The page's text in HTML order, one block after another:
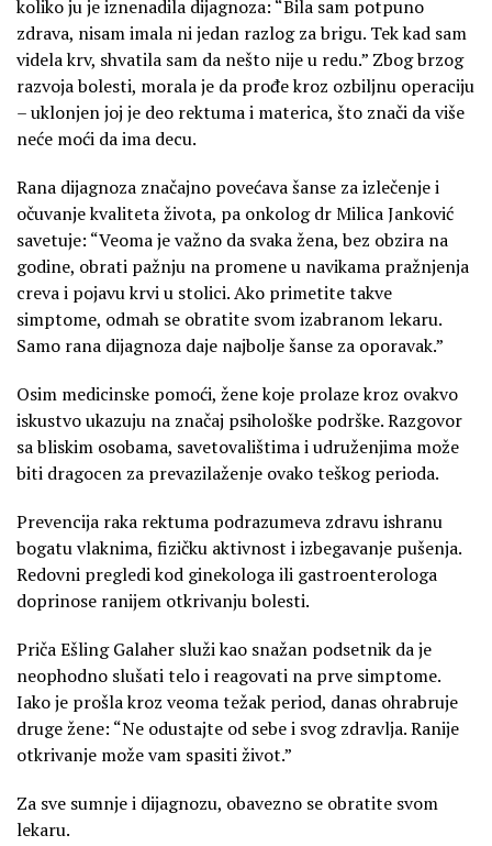
koliko ju je iznenadila dijagnoza: “Bila sam potpuno
zdrava, nisam imala ni jedan razlog za brigu. Tek kad sam
videla krv, shvatila sam da nešto nije u redu.” Zbog brzog
razvoja bolesti, morala je da prođe kroz ozbiljnu operaciju
– uklonjen joj je deo rektuma i materica, što znači da više
neće moći da ima decu.
Rana dijagnoza značajno povećava šanse za izlečenje i
očuvanje kvaliteta života, pa onkolog dr Milica Janković
savetuje: “Veoma je važno da svaka žena, bez obzira na
godine, obrati pažnju na promene u navikama pražnjenja
creva i pojavu krvi u stolici. Ako primetite takve
simptome, odmah se obratite svom izabranom lekaru.
Samo rana dijagnoza daje najbolje šanse za oporavak.”
Osim medicinske pomoći, žene koje prolaze kroz ovakvo
iskustvo ukazuju na značaj psihološke podrške. Razgovor
sa bliskim osobama, savetovalištima i udruženjima može
biti dragocen za prevazilaženje ovako teškog perioda.
Prevencija raka rektuma podrazumeva zdravu ishranu
bogatu vlaknima, fizičku aktivnost i izbegavanje pušenja.
Redovni pregledi kod ginekologa ili gastroenterologa
doprinose ranijem otkrivanju bolesti.
Priča Ešling Galaher služi kao snažan podsetnik da je
neophodno slušati telo i reagovati na prve simptome.
Iako je prošla kroz veoma težak period, danas ohrabruje
druge žene: “Ne odustajte od sebe i svog zdravlja. Ranije
otkrivanje može vam spasiti život.”
Za sve sumnje i dijagnozu, obavezno se obratite svom
lekaru.